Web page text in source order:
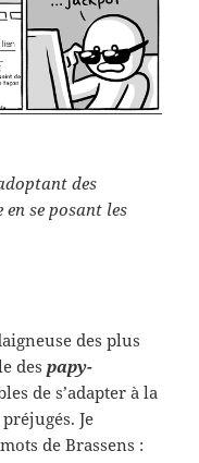
des
en se posant les
des plus
despapy-
de s’adapter à la
Je
de Brassens :